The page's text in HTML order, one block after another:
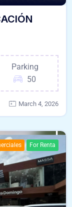
Parking
50
March 4, 2026
For Renta